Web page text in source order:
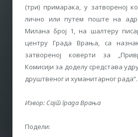
(три) примарака, у затвореној
лично или путем поште на
Милана број 1, на шалтеру
центру Града Врања, са
затвореној коверти за
Комисији за доделу средстава
друштвеног и хуманитарног рада“.
Извор: Сајт града Врања
Подели: